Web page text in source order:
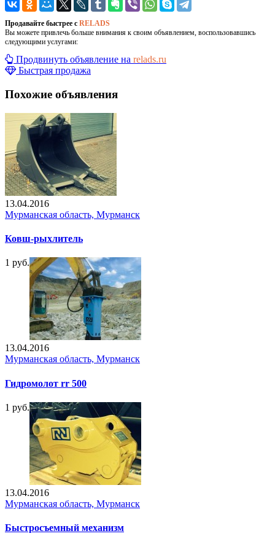
Продавайте быстрее с RELADS
Вы можете привлечь больше внимания к своим объявлением, воспользовавшись
следующими услугами:
Продвинуть объявление на relads.ru
Быстрая продажа
Похожие объявления
13.04.2016
Мурманская область, Мурманск
Ковш-рыхлитель
1 руб.
13.04.2016
Мурманская область, Мурманск
Гидромолот rr 500
1 руб.
13.04.2016
Мурманская область, Мурманск
Быстросъемный механизм